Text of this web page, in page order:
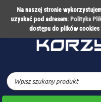
Na naszej stronie
uzyskać pod adresem: Polityka
dostępu do plików
Partner